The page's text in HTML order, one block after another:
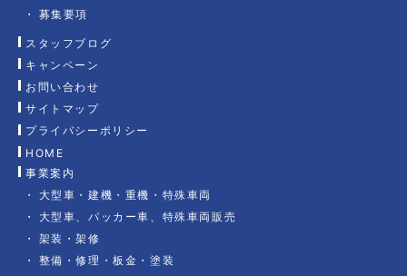
HOME
事業案内
大型車・建機・重機・特殊車両
大型車、パッカー車、特殊車両販売
架装・架修
整備・修理・板金・塗装
募集要項
スタッフブログ
キャンペーン
お問い合わせ
サイトマップ
プライバシーポリシー